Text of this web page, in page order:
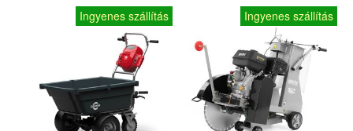
Ingyenes szállítás Ingyenes szállítás